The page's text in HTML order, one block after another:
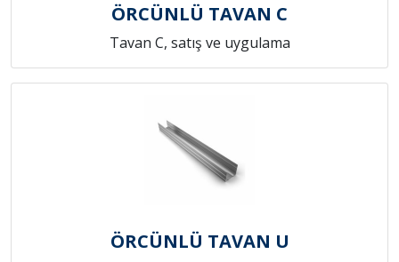
ÖRCÜNLÜ TAVAN C
Tavan C, satış ve uygulama
ÖRCÜNLÜ TAVAN U